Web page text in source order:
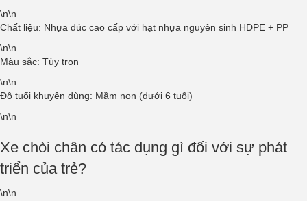
\n\n
Chất liệu: Nhựa đúc cao cấp với hạt nhựa nguyên sinh HDPE + PP
\n\n
Màu sắc: Tùy trọn
\n\n
Độ tuổi khuyên dùng: Mầm non (dưới 6 tuổi)
\n\n
Xe chòi chân có tác dụng gì đối với sự phát
triển của trẻ?
\n\n